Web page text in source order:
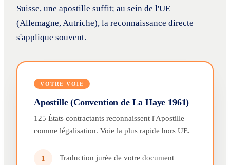
Suisse, une apostille suffit; au sein de l'UE
(Allemagne, Autriche), la reconnaissance directe
s'applique souvent.
VOTRE VOIE
Apostille (Convention de La Haye 1961)
125 États contractants reconnaissent l'Apostille
comme légalisation. Voie la plus rapide hors UE.
1 Traduction jurée de votre document